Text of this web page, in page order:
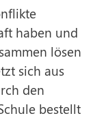
haben und
lösen
sich aus
den
bestellt